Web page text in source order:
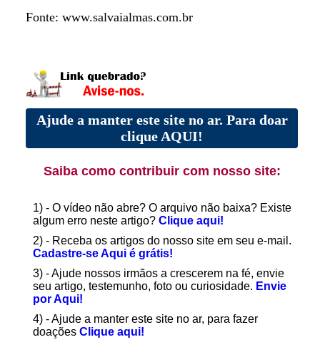
Fonte: www.salvaialmas.com.br
Ajude a manter este site no ar. Para doar
clique AQUI!
Saiba como contribuir com nosso site:
1) - O vídeo não abre? O arquivo não baixa? Existe
algum erro neste artigo? Clique aqui!
2) - Receba os artigos do nosso site em seu e-mail.
Cadastre-se Aqui é grátis!
3) - Ajude nossos irmãos a crescerem na fé, envie
seu artigo, testemunho, foto ou curiosidade. Envie
por Aqui!
4) - Ajude a manter este site no ar, para fazer
doações Clique aqui!